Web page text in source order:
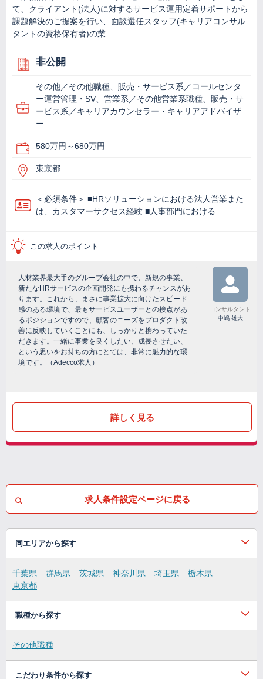
て、クライアント(法人)に対するサービス運用定着サポートから
課題解決のご提案を行い、面談選任スタッフ(キャリアコンサル
タントの資格保有者)の業…
非公開
その他／その他職種、販売・サービス系／コールセンタ
ー運営管理・SV、営業系／その他営業系職種、販売・サ
ービス系／キャリアカウンセラー・キャリアアドバイザ
ー
580万円～680万円
東京都
＜必須条件＞ ■HRソリューションにおける法人営業また
は、カスタマーサクセス経験 ■人事部門における…
この求人のポイント
人材業界最大手のグループ会社の中で、新規の事業、
新たなHRサービスの企画開発にも携わるチャンスがあ
ります。これから、まさに事業拡大に向けたスピード
感のある環境で、最もサービスユーザーとの接点があ
るポジションですので、顧客のニーズをプロダクト改
善に反映していくことにも、しっかりと携わっていた
だきます。一緒に事業を良くしたい、成長させたい、
という思いをお持ちの方にとては、非常に魅力的な環
境です。（Adecco求人）
コンサルタント
中嶋 雄大
詳しく見る
求人条件設定ページに戻る
同エリアから探す
千葉県 群馬県 茨城県 神奈川県 埼玉県
栃木県
東京都
職種から探す
その他職種
こだわり条件から探す